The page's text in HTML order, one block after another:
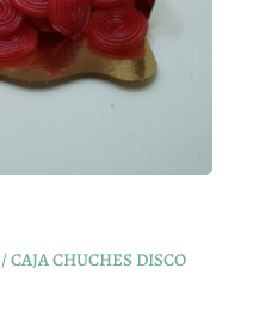
/ CAJA CHUCHES DISCO